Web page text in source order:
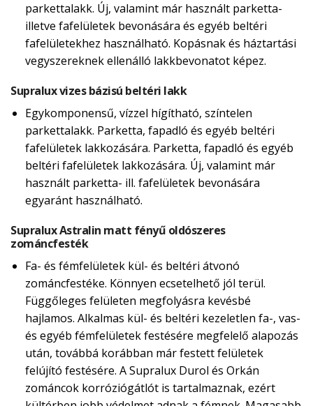
parkettalakk. Új, valamint már használt parketta-
illetve fafelületek bevonására és egyéb beltéri
fafelületekhez használható. Kopásnak és háztartási
vegyszereknek ellenálló lakkbevonatot képez.
Supralux vizes bázisú beltéri lakk
Egykomponensű, vízzel hígítható, színtelen
parkettalakk. Parketta, fapadló és egyéb beltéri
fafelületek lakkozására. Parketta, fapadló és egyéb
beltéri fafelületek lakkozására. Új, valamint már
használt parketta- ill. fafelületek bevonására
egyaránt használható.
Supralux Astralin matt fényű oldószeres
zománcfesték
Fa- és fémfelületek kül- és beltéri átvonó
zománcfestéke. Könnyen ecsetelhető jól terül.
Függőleges felületen megfolyásra kevésbé
hajlamos. Alkalmas kül- és beltéri kezeletlen fa-, vas-
és egyéb fémfelületek festésére megfelelő alapozás
után, továbbá korábban már festett felületek
felújító festésére. A Supralux Durol és Orkán
zománcok korróziógátlót is tartalmaznak, ezért